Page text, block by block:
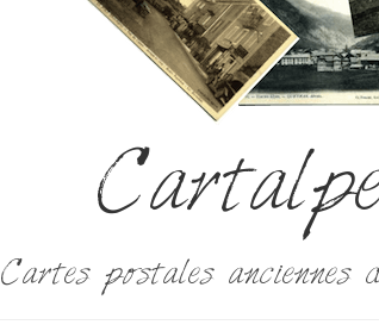
Cartes postales anciennes